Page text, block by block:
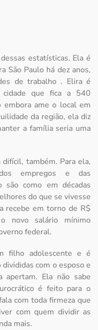
estatísticas. Ela é
São Paulo há dez anos,
de trabalho . Elira é
que fica a 540
ame o local em
da região, ela diz
a família seria uma
também. Para ela,
empregos e das
são como em décadas
do que se vivesse
recebe em torno de R$
novo salário mínimo
federal.
filho adolescente e é
divididas com o esposo e
apertam. Ela não sabe
é feito para o
com toda firmeza que
com quem dividir as
mais.